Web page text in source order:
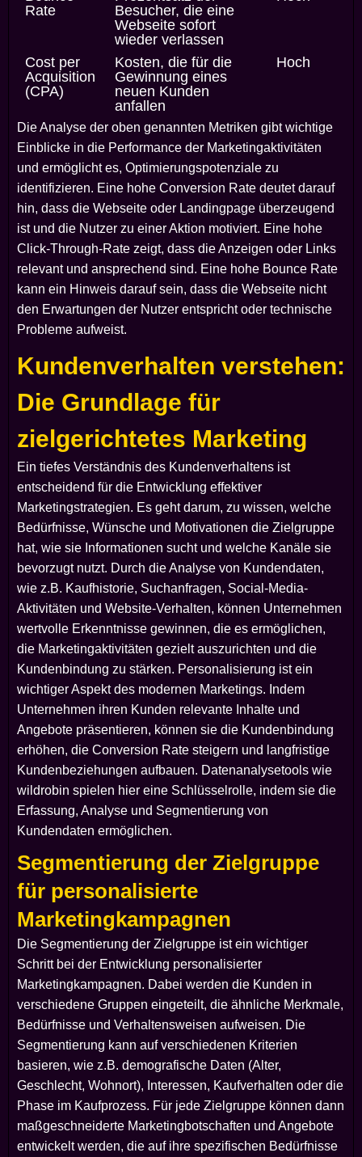
Rate
Besucher, die eine
Webseite sofort
wieder verlassen
Cost per
Acquisition
(CPA)
Kosten, die für die
Gewinnung eines
neuen Kunden
anfallen
Hoch
Die Analyse der oben genannten Metriken gibt wichtige
Einblicke in die Performance der Marketingaktivitäten
und ermöglicht es, Optimierungspotenziale zu
identifizieren. Eine hohe Conversion Rate deutet darauf
hin, dass die Webseite oder Landingpage überzeugend
ist und die Nutzer zu einer Aktion motiviert. Eine hohe
Click-Through-Rate zeigt, dass die Anzeigen oder Links
relevant und ansprechend sind. Eine hohe Bounce Rate
kann ein Hinweis darauf sein, dass die Webseite nicht
den Erwartungen der Nutzer entspricht oder technische
Probleme aufweist.
Kundenverhalten verstehen:
Die Grundlage für
zielgerichtetes Marketing
Ein tiefes Verständnis des Kundenverhaltens ist
entscheidend für die Entwicklung effektiver
Marketingstrategien. Es geht darum, zu wissen, welche
Bedürfnisse, Wünsche und Motivationen die Zielgruppe
hat, wie sie Informationen sucht und welche Kanäle sie
bevorzugt nutzt. Durch die Analyse von Kundendaten,
wie z.B. Kaufhistorie, Suchanfragen, Social-Media-
Aktivitäten und Website-Verhalten, können Unternehmen
wertvolle Erkenntnisse gewinnen, die es ermöglichen,
die Marketingaktivitäten gezielt auszurichten und die
Kundenbindung zu stärken. Personalisierung ist ein
wichtiger Aspekt des modernen Marketings. Indem
Unternehmen ihren Kunden relevante Inhalte und
Angebote präsentieren, können sie die Kundenbindung
erhöhen, die Conversion Rate steigern und langfristige
Kundenbeziehungen aufbauen. Datenanalysetools wie
wildrobin spielen hier eine Schlüsselrolle, indem sie die
Erfassung, Analyse und Segmentierung von
Kundendaten ermöglichen.
Segmentierung der Zielgruppe
für personalisierte
Marketingkampagnen
Die Segmentierung der Zielgruppe ist ein wichtiger
Schritt bei der Entwicklung personalisierter
Marketingkampagnen. Dabei werden die Kunden in
verschiedene Gruppen eingeteilt, die ähnliche Merkmale,
Bedürfnisse und Verhaltensweisen aufweisen. Die
Segmentierung kann auf verschiedenen Kriterien
basieren, wie z.B. demografische Daten (Alter,
Geschlecht, Wohnort), Interessen, Kaufverhalten oder die
Phase im Kaufprozess. Für jede Zielgruppe können dann
maßgeschneiderte Marketingbotschaften und Angebote
entwickelt werden, die auf ihre spezifischen Bedürfnisse